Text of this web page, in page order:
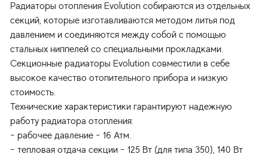
Радиаторы отопления Evolution собираются из отдельных
секций, которые изготавливаются методом литья под
давлением и соединяются между собой с помощью
стальных ниппелей со специальными прокладками.
Секционные радиаторы Evolution совместили в себе
высокое качество отопительного прибора и низкую
стоимость.
Технические характеристики гарантируют надежную
работу радиатора отопления:
- рабочее давление - 16 Атм.
- тепловая отдача секции - 125 Вт (для типа 350), 140 Вт